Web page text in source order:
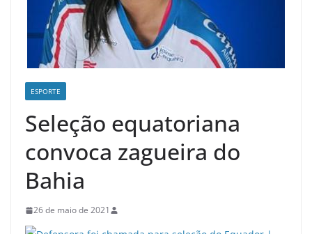
ESPORTE
Seleção equatoriana
convoca zagueira do
Bahia
26 de maio de 2021